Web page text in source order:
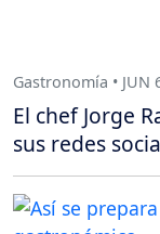
Gastronomía • JUN
El chef Jorge
sus redes